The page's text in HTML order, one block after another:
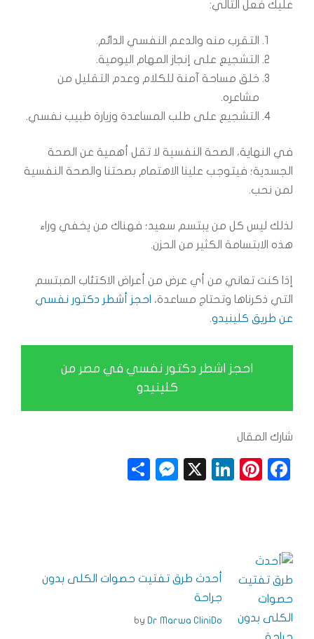
عليك فعل التالي:
التقرب منه والدعم النفسي الدائم.
التشجيع على إنجاز المهام اليومية.
خلق مساحة آمنة للكلام وعدم التقليل من
مشاعره.
التشجيع على طلب المساعدة وزيارة طبيب نفسي.
في النهاية، الصحة النفسية لا تقل أهمية عن الصحة
الجسدية؛ فيتوجب علينا الاهتمام بصحتنا والصحة النفسية
لمن نحب.
لذلك ليس كل من يبتسم سعيد؛ فهناك من يخفي وراء
هذه الابتسامة الكثير من الحزن.
إذا كنت تعاني من أي عرض من أعراض الاكتئاب المبتسم
التي ذكرناها وتحتاج مساعدة، احجز أشطر دكتور نفسي
عن طريق كلينيدو.
احجز اشطر دكتور نفسي في مصر من
كلينيدو
شارك المقال
F
b
o
o
k
Pi
e
t
Li
n
X
M
g
r
أحدث طرق تفتيت حصوات الكلى بدون
جراحة
byDr Marwa CliniDo